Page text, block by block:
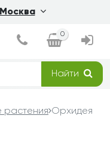
Москва
0
Найти
растения Орхидея